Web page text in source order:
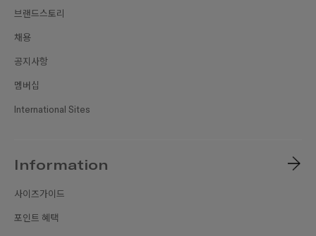
브랜드스토리
채용
공지사항
멤버십
International Sites
Information
사이즈가이드
포인트 혜택